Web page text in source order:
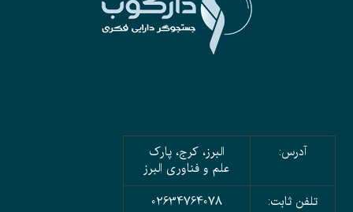
آدرس:
البرز، کرج، پارک
علم و فناوری البرز
تلفن ثابت:
02634764078